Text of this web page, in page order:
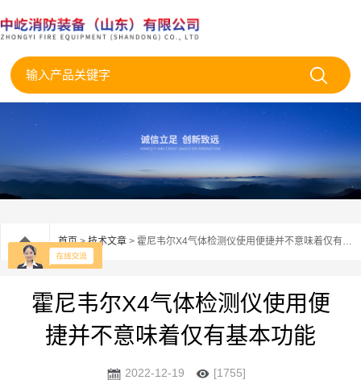
首页>技术文章 > 霍尼韦尔X4气体检测仪使用便捷并不意味着仅有基本功能
霍尼韦尔X4气体检测仪使用便
捷并不意味着仅有基本功能
2022-12-19 [1755]